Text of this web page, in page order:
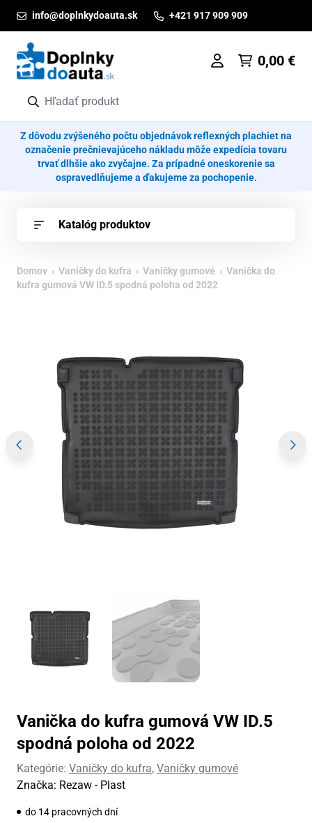
info@doplnkydoauta.sk +421 917 909 909
0,00 €
Z dôvodu zvýšeného počtu objednávok reflexných plachiet na
označenie prečnievajúceho nákladu môže expedícia tovaru
trvať dlhšie ako zvyčajne. Za prípadné oneskorenie sa
ospravedlňujeme a ďakujeme za pochopenie.
Katalóg produktov
Domov › Vaničky do kufra › Vaničky gumové › Vanička do
kufra gumová VW ID.5 spodná poloha od 2022
Vanička do kufra gumová VW ID.5
spodná poloha od 2022
Kategórie: Vaničky do kufra, Vaničky gumové
Značka: Rezaw - Plast
do 14 pracovných dní